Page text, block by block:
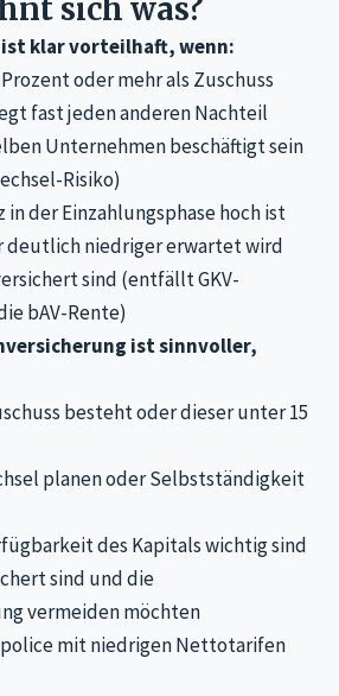
sich was?
klar vorteilhaft, wenn:
oder mehr als Zuschuss
fast jeden anderen Nachteil
Unternehmen beschäftigt sein
Risiko)
in der Einzahlungsphase hoch ist
deutlich niedriger erwartet wird
sind (entfällt GKV-
bAV-Rente)
ist sinnvoller,
besteht oder dieser unter 15
planen oder Selbstständigkeit
des Kapitals wichtig sind
sind und die
vermeiden möchten
mit niedrigen Nettotarifen